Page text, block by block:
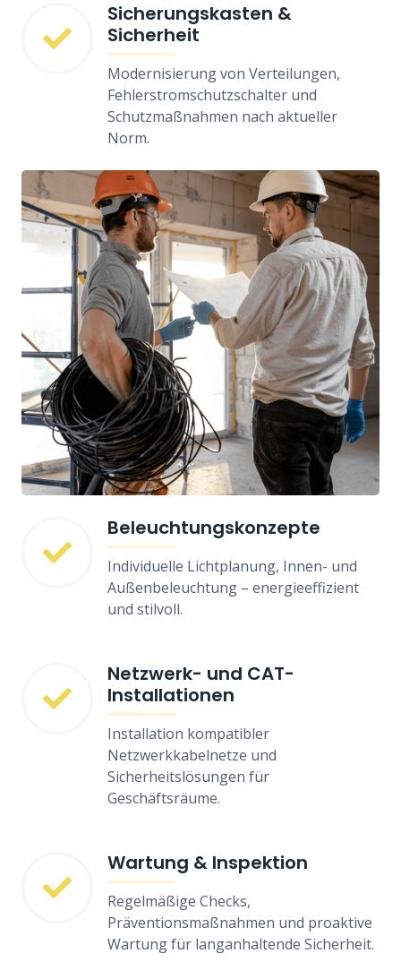
Sicherungskasten &
Sicherheit
Modernisierung von Verteilungen,
Fehlerstromschutzschalter und
Schutzmaßnahmen nach aktueller
Norm.
Beleuchtungskonzepte
Individuelle Lichtplanung, Innen- und
Außenbeleuchtung – energieeffizient
und stilvoll.
Netzwerk- und CAT-
Installationen
Installation kompatibler
Netzwerkkabelnetze und
Sicherheitslösungen für
Geschäftsräume.
Wartung & Inspektion
Regelmäßige Checks,
Präventionsmaßnahmen und proaktive
Wartung für langanhaltende Sicherheit.